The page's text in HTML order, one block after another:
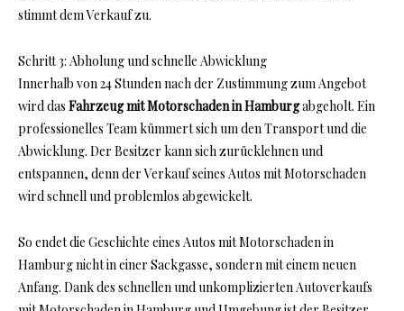
stimmt dem Verkauf zu.
Schritt 3: Abholung und schnelle Abwicklung
Innerhalb von 24 Stunden nach der Zustimmung zum Angebot
wird das Fahrzeug mit Motorschaden in Hamburgabgeholt. Ein
professionelles Team kümmert sich um den Transport und die
Abwicklung. Der Besitzer kann sich zurücklehnen und
entspannen, denn der Verkauf seines Autos mit Motorschaden
wird schnell und problemlos abgewickelt.
So endet die Geschichte eines Autos mit Motorschaden in
Hamburg nicht in einer Sackgasse, sondern mit einem neuen
Anfang. Dank des schnellen und unkomplizierten Autoverkaufs